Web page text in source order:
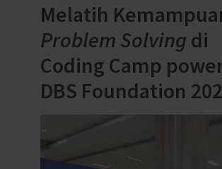
Melatih
Problem Solving di
Coding Camp
DBS Foundation